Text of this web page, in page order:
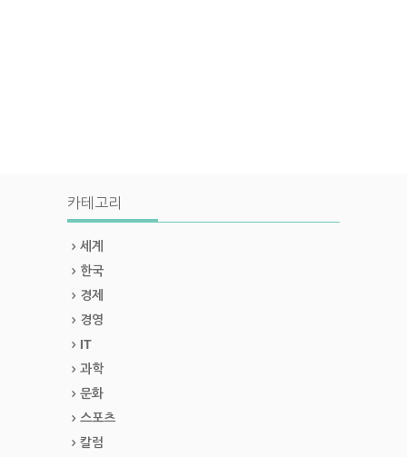
카테고리
세계
한국
경제
경영
IT
과학
문화
스포츠
칼럼